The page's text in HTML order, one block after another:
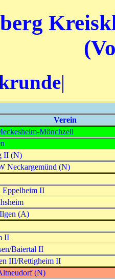
|
Verein
Mönchzell
II (N)
Neckargemünd (N)
II
(A)
II
Baiertal II
III/Rettigheim II
(N)